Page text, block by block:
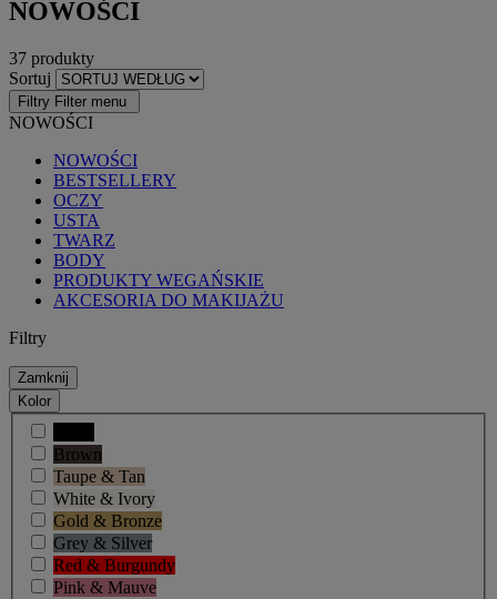
NOWOŚCI
37 produkty
Sortuj
Filtry Filter menu
NOWOŚCI
NOWOŚCI
BESTSELLERY
OCZY
USTA
TWARZ
BODY
PRODUKTY WEGAŃSKIE
AKCESORIA DO MAKIJAŻU
Filtry
Zamknij
Kolor
Brown
Taupe & Tan
White & Ivory
Gold & Bronze
Grey & Silver
Red & Burgundy
Pink & Mauve